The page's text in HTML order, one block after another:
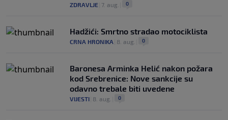
ZDRAVLJE 7. aug. 0
Hadžići: Smrtno stradao motociklista
CRNA HRONIKA 8. aug. 0
Baronesa Arminka Helić nakon požara
kod Srebrenice: Nove sankcije su
odavno trebale biti uvedene
VIJESTI 8. aug. 0